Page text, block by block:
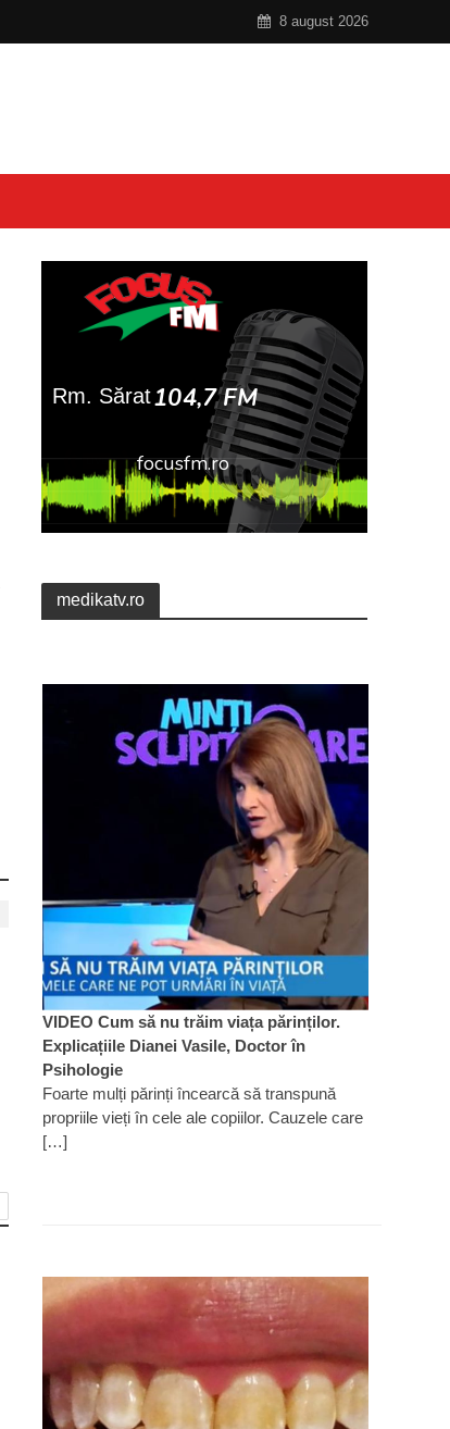
8 august 2026
medikatv.ro
VIDEO Cum să nu trăim viața părinților.
Explicațiile Dianei Vasile, Doctor în
Psihologie
Foarte mulți părinți încearcă să transpună
propriile vieți în cele ale copiilor. Cauzele care
[…]